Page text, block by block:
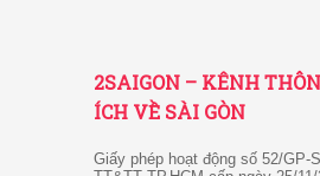
2SAIGON – KÊNH
ÍCH VỀ SÀI GÒN
Giấy phép hoạt động số 52/GP-